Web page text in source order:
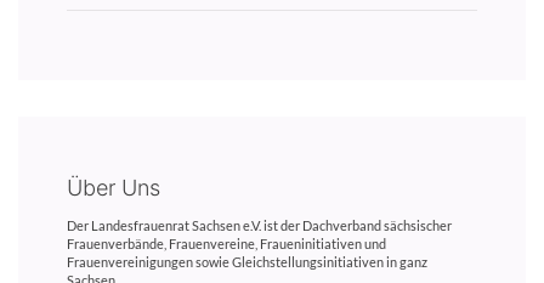
Über Uns
Der Landesfrauenrat Sachsen e.V. ist der Dachverband sächsischer
Frauenverbände, Frauenvereine, Fraueninitiativen und
Frauenvereinigungen sowie Gleichstellungsinitiativen in ganz